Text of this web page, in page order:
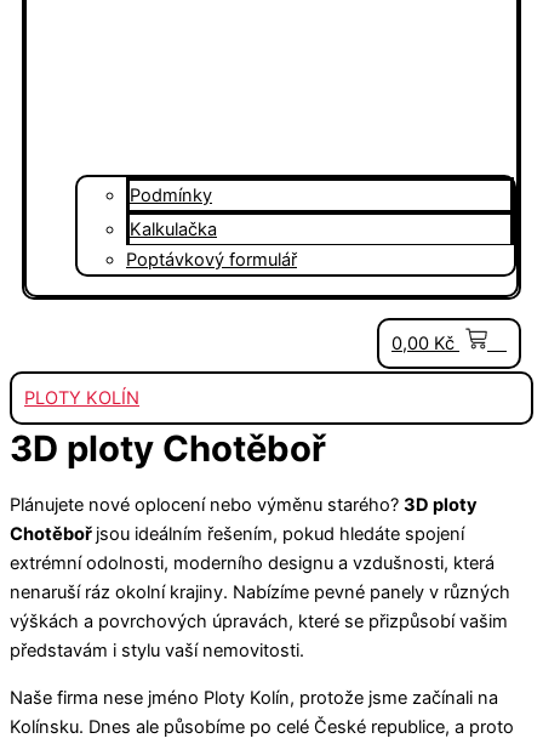
Podmínky
Kalkulačka
Poptávkový formulář
0,00 Kč
PLOTY KOLÍN
3D ploty Chotěboř
Plánujete nové oplocení nebo výměnu starého? 3D ploty
Chotěboř jsou ideálním řešením, pokud hledáte spojení
extrémní odolnosti, moderního designu a vzdušnosti, která
nenaruší ráz okolní krajiny. Nabízíme pevné panely v různých
výškách a povrchových úpravách, které se přizpůsobí vašim
představám i stylu vaší nemovitosti.
Naše firma nese jméno Ploty Kolín, protože jsme začínali na
Kolínsku. Dnes ale působíme po celé České republice, a proto